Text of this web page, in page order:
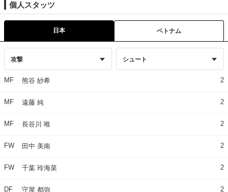
個人スタッツ
日本 ベトナム
MF 熊谷 紗希 2
MF 遠藤 純 2
MF 長谷川 唯 2
FW 田中 美南 2
FW 千葉 玲海菜 2
DF 守屋 都弥 2